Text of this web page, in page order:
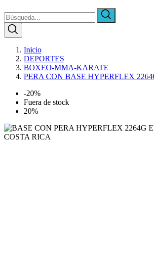
Inicio
DEPORTES
BOXEO-MMA-KARATE
PERA CON BASE HYPERFLEX
-20%
Fuera de stock
20%